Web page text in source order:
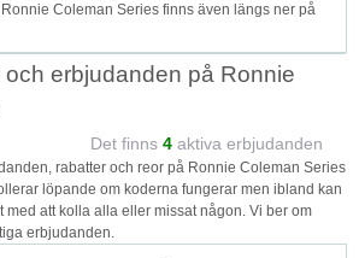
Coleman Series finns även längs ner på
erbjudanden på Ronnie
Det finns 4 aktiva erbjudanden
rabatter och reor på Ronnie Coleman Series
löpande om koderna fungerar men ibland kan
med att kolla alla eller missat någon. Vi ber om
erbjudanden.